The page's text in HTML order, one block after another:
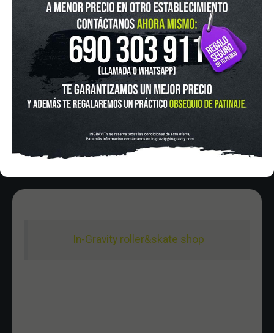
In-Gravity roller&skate shop
IN-GRAVITY MADRID RETIRO
Pza. Mariano de Cavia, 2
915 524 553
in-gravity@in-gravity.com
HORARIO
Lunes a Viernes de 12:00 - 20:30
Sabado De 10:00 - 20:30
Domingo 10:00-15:00